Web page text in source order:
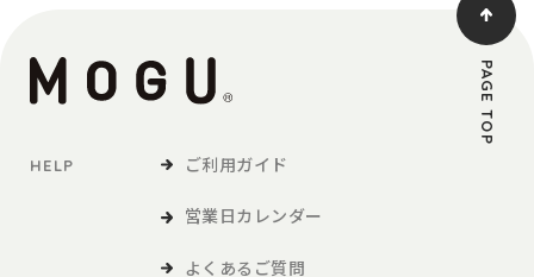
HELP ご利用ガイド
営業日カレンダー
よくあるご質問
PAGE TOP